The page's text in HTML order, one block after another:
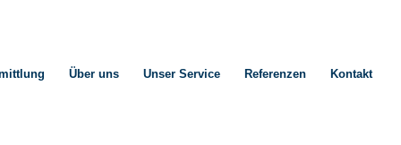
Über uns Unser Service Referenzen Kontakt